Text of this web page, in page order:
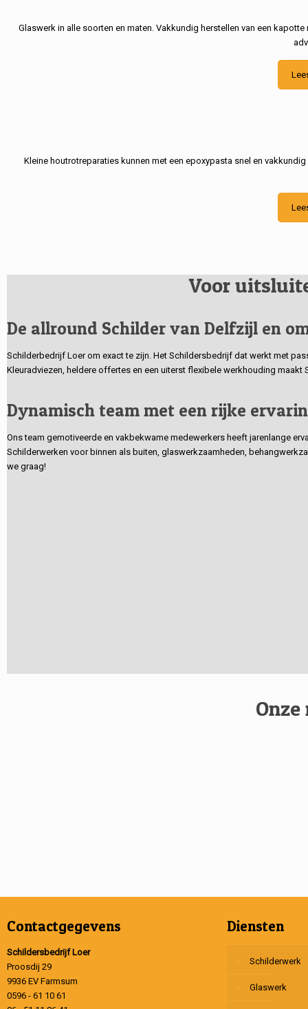
Glaswerk in alle soorten en maten. Vakkundig herstellen van een
Kleine houtrotreparaties kunnen met een epoxypasta snel en
Voor
De allround Schilder van Delfzijl en
Schilderbedrijf Loer om exact te zijn. Het Schildersbedrijf dat werkt met
Kleuradviezen, heldere offertes en een uiterst flexibele werkhouding
Dynamisch team met een rijke
Ons team gemotiveerde en vakbekwame medewerkers heeft jarenlange
Schilderwerken voor binnen als buiten, glaswerkzaamheden,
we graag!
Contactgegevens
Schildersbedrijf Loer
Proosdij 29
9936 EV Farmsum
0596 - 61 10 61
Diensten
Schilderwerk
Glaswerk